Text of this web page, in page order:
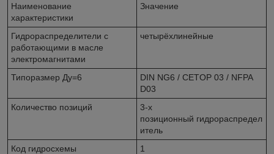
Наименование
характеристики
Значение
Гидрораспределители с
работающими в масле
электромагнитами
четырёхлинейные
Типоразмер Ду=6
DIN NG6 / CETOP 03 / NFPA
D03
Количество позиций
3-х
позиционный гидрораспредел
итель
Код гидросхемы
1